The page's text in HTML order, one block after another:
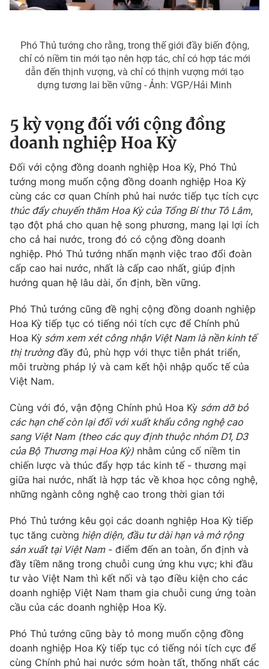
Phó Thủ tướng cho rằng, trong thế giới đầy biến động,
chỉ có niềm tin mới tạo nên hợp tác, chỉ có hợp tác mới
dẫn đến thịnh vượng, và chỉ có thịnh vượng mới tạo
dựng tương lai bền vững - Ảnh: VGP/Hải Minh
5 kỳ vọng đối với cộng đồng
doanh nghiệp Hoa Kỳ
Đối với cộng đồng doanh nghiệp Hoa Kỳ, Phó Thủ
tướng mong muốn cộng đồng doanh nghiệp Hoa Kỳ
cùng các cơ quan Chính phủ hai nước tiếp tục tích cực
thúc đẩy chuyến thăm Hoa Kỳ của Tổng Bí thư Tô Lâm,
tạo đột phá cho quan hệ song phương, mang lại lợi ích
cho cả hai nước, trong đó có cộng đồng doanh
nghiệp. Phó Thủ tướng nhấn mạnh việc trao đổi đoàn
cấp cao hai nước, nhất là cấp cao nhất, giúp định
hướng quan hệ lâu dài, ổn định, bền vững.
Phó Thủ tướng cũng đề nghị cộng đồng doanh nghiệp
Hoa Kỳ tiếp tục có tiếng nói tích cực để Chính phủ
Hoa Kỳ sớm xem xét công nhận Việt Nam là nền kinh tế
thị trường đầy đủ, phù hợp với thực tiễn phát triển,
môi trường pháp lý và cam kết hội nhập quốc tế của
Việt Nam.
Cùng với đó, vận động Chính phủ Hoa Kỳ sớm dỡ bỏ
các hạn chế còn lại đối với xuất khẩu công nghệ cao
sang Việt Nam (theo các quy định thuộc nhóm D1, D3
của Bộ Thương mại Hoa Kỳ) nhằm củng cố niềm tin
chiến lược và thúc đẩy hợp tác kinh tế - thương mại
giữa hai nước, nhất là hợp tác về khoa học công nghệ,
những ngành công nghệ cao trong thời gian tới
Phó Thủ tướng kêu gọi các doanh nghiệp Hoa Kỳ tiếp
tục tăng cường hiện diện, đầu tư dài hạn và mở rộng
sản xuất tại Việt Nam - điểm đến an toàn, ổn định và
đầy tiềm năng trong chuỗi cung ứng khu vực; khi đầu
tư vào Việt Nam thì kết nối và tạo điều kiện cho các
doanh nghiệp Việt Nam tham gia chuỗi cung ứng toàn
cầu của các doanh nghiệp Hoa Kỳ.
Phó Thủ tướng cũng bày tỏ mong muốn cộng đồng
doanh nghiệp Hoa Kỳ tiếp tục có tiếng nói tích cực để
cùng Chính phủ hai nước sớm hoàn tất, thống nhất các